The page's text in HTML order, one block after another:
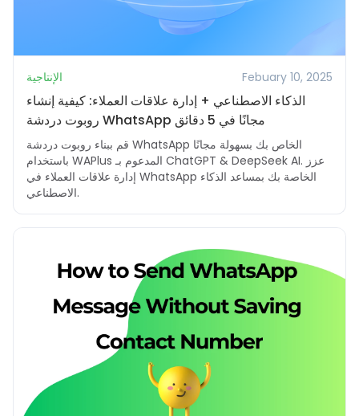
الإنتاجية Febuary 10, 2025
الذكاء الاصطناعي + إدارة علاقات العملاء: كيفية إنشاء
روبوت دردشة WhatsApp مجانًا في 5 دقائق
قم ببناء روبوت دردشة WhatsApp الخاص بك بسهولة مجانًا
باستخدام WAPlus المدعوم بـ ChatGPT & DeepSeek AI. عزز
إدارة علاقات العملاء في WhatsApp الخاصة بك بمساعد الذكاء
الاصطناعي.